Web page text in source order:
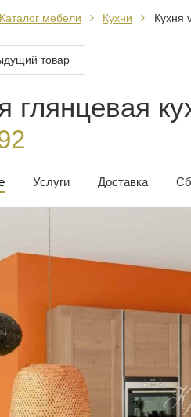
Каталог мебели Кухни Кухня
товар
глянцевая
Услуги Доставка